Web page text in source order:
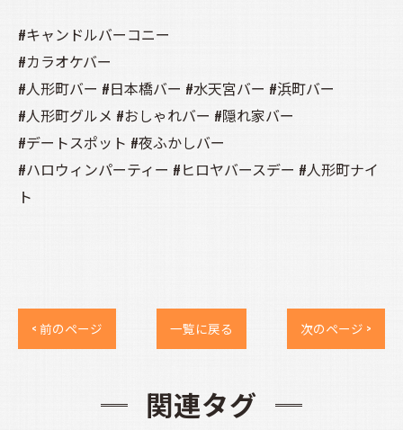
#キャンドルバーコニー
#カラオケバー
#人形町バー #日本橋バー #水天宮バー #浜町バー
#人形町グルメ #おしゃれバー #隠れ家バー
#デートスポット #夜ふかしバー
#ハロウィンパーティー #ヒロヤバースデー #人形町ナイ
ト
< 前のページ 一覧に戻る 次のページ >
関連タグ